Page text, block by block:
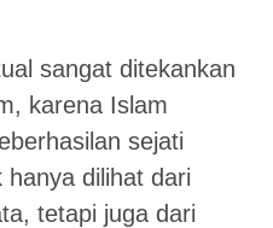
sangat ditekankan
karena Islam
sejati
dilihat dari
tetapi juga dari